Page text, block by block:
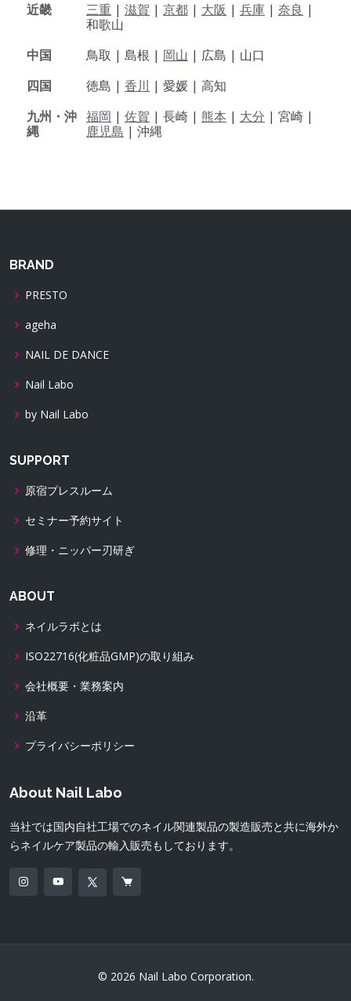
近畿
三重 | 滋賀 | 京都 | 大阪 | 兵庫 | 奈良 |
和歌山
中国
鳥取 | 島根 | 岡山 | 広島 | 山口
四国
徳島 | 香川 | 愛媛 | 高知
九州・沖
縄
福岡 | 佐賀 | 長崎 | 熊本 | 大分 | 宮崎 |
鹿児島 | 沖縄
BRAND
PRESTO
ageha
NAIL DE DANCE
Nail Labo
by Nail Labo
SUPPORT
原宿プレスルーム
セミナー予約サイト
修理・ニッパー刃研ぎ
ABOUT
ネイルラボとは
ISO22716(化粧品GMP)の取り組み
会社概要・業務案内
沿革
プライバシーポリシー
About Nail Labo
当社では国内自社工場でのネイル関連製品の製造販売と共に海外か
らネイルケア製品の輸入販売もしております。
© 2026 Nail Labo Corporation.